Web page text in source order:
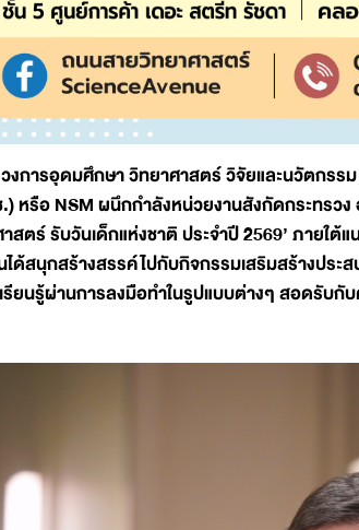
งการอุดมศึกษา วิทยาศาสตร์ วิจัยและนวัตกร
หรือ NSM ผนึกกำลังหน่วยงานสังกัดกระทรวง
สตร์ รับวันเด็กแห่งชาติ ประจำปี 2569’ ภายใต้
ได้สนุกสร้างสรรค์ไปกับกิจกรรมเสริมสร้างปร
ยนรู้ผ่านการลงมือทำในรูปแบบต่างๆ สอดรับกับ